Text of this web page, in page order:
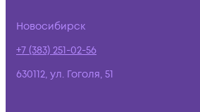
Новосибирск
+7 (383) 251-02-56
630112, ул. Гоголя, 51